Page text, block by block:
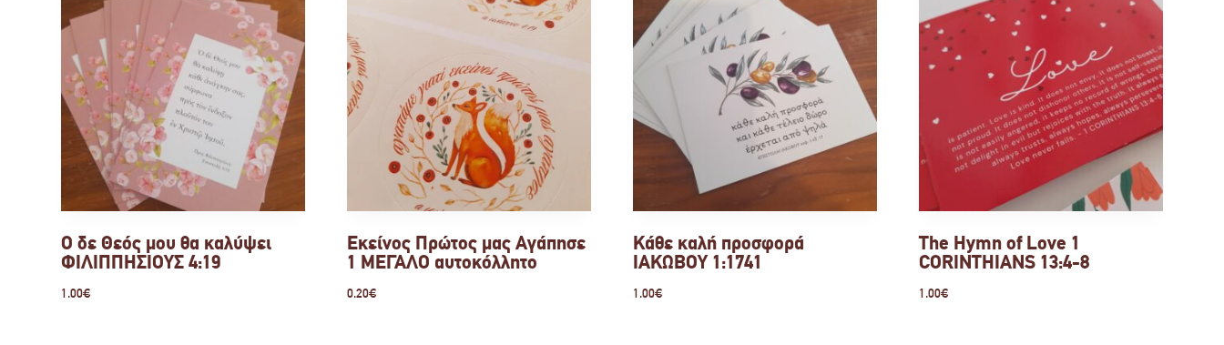
Ο δε Θεός μου θα καλύψει
ΦΙΛΙΠΠΗΣΙΟΥΣ 4:19
1.00€
Εκείνος Πρώτος μας Αγάπησε
1 ΜΕΓΑΛΟ αυτοκόλλητο
0.20€
Κάθε καλή προσφορά
ΙΑΚΩΒΟΥ 1:1741
1.00€
The Hymn of Love 1
CORINTHIANS 13:4-8
1.00€